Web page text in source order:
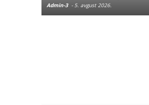
Admin-3 - 5. avgust 2026.